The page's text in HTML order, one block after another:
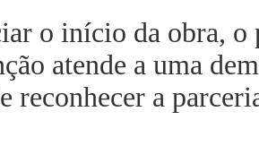
o início da obra, o
atende a uma
reconhecer a